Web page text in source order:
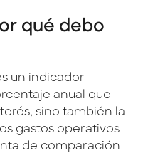
qué debo
un indicador
anual que
sino también la
gastos operativos
de comparación